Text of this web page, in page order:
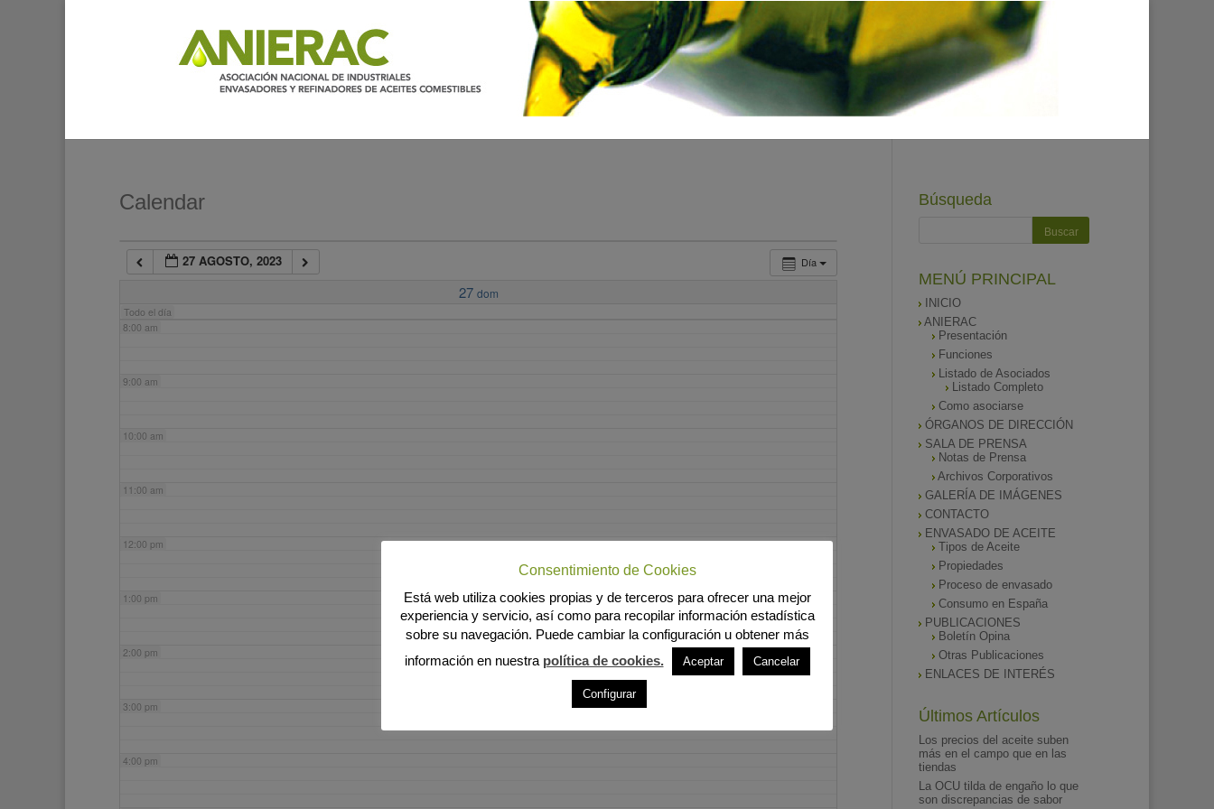
Calendar
Día
27 AGOSTO, 2023
27 dom
Todo el día
7:00 am
8:00 am
9:00 am
10:00 am
11:00 am
12:00 pm
1:00 pm
2:00 pm
3:00 pm
4:00 pm
Búsqueda
MENÚ PRINCIPAL
INICIO
ANIERAC
Presentación
Funciones
Listado de Asociados
Listado Completo
Como asociarse
ÓRGANOS DE DIRECCIÓN
SALA DE PRENSA
Notas de Prensa
Archivos Corporativos
GALERÍA DE IMÁGENES
CONTACTO
ENVASADO DE ACEITE
Tipos de Aceite
Propiedades
Proceso de envasado
Consumo en España
PUBLICACIONES
Boletín Opina
Otras Publicaciones
ENLACES DE INTERÉS
Últimos Artículos
Los precios del aceite suben
más en el campo que en las
tiendas
La OCU tilda de engaño lo que
son discrepancias de sabor
Consentimiento de Cookies
Está web utiliza cookies propias y de terceros para ofrecer una mejor
experiencia y servicio, así como para recopilar información estadística
sobre su navegación. Puede cambiar la configuración u obtener más
información en nuestra política de cookies. Aceptar Cancelar
Configurar